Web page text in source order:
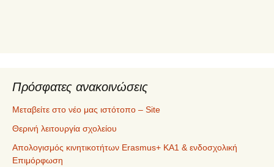
Πρόσφατες ανακοινώσεις
Μεταβείτε στο νέο μας ιστότοπο – Site
Θερινή λειτουργία σχολείου
Απολογισμός κινητικοτήτων Erasmus+ ΚΑ1 & ενδοσχολική
Επιμόρφωση